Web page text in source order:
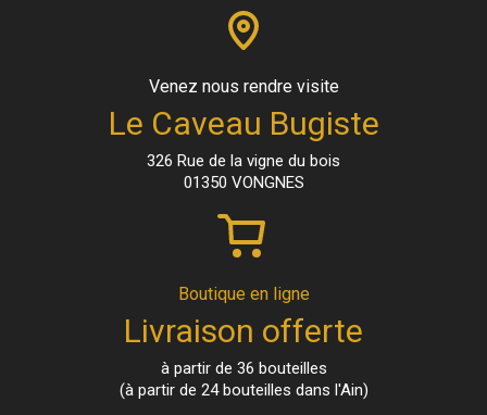
Venez nous rendre visite
Le Caveau Bugiste
326 Rue de la vigne du bois
01350 VONGNES
Boutique en ligne
Livraison offerte
à partir de 36 bouteilles
(à partir de 24 bouteilles dans l'Ain)